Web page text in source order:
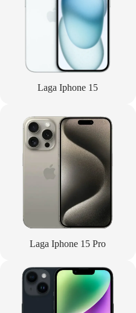
Laga Iphone 15
Laga Iphone 15 Pro